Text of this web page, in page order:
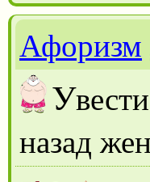
Афоризм
У
назад